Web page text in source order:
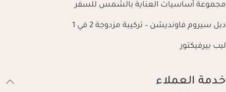
مجموعة أساسيات العناية بالشمس للسفر
دبل سيروم فاونديشن – تركيبة مزدوجة 2 في 1
ليب بيرفيكتور
خدمة العملاء